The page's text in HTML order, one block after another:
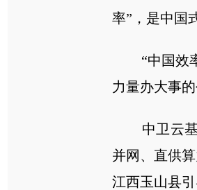
率”，是中国
“中国效率
力量办大事的
中卫云基
并网、直供
江西玉山县